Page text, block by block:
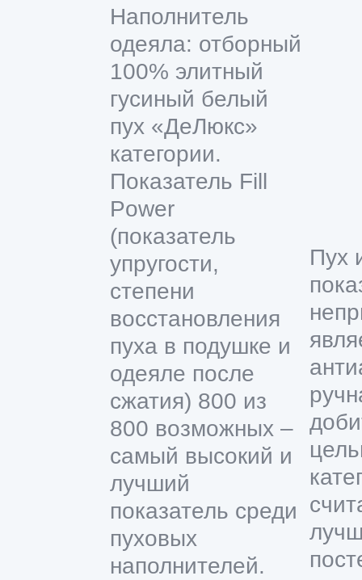
Наполнитель
одеяла: отборный
100% элитный
гусиный белый
пух «ДеЛюкс»
категории.
Показатель Fill
Power
(показатель
упругости,
степени
восстановления
пуха в подушке и
одеяле после
сжатия) 800 из
800 возможных –
самый высокий и
лучший
показатель среди
пуховых
наполнителей.
Пух